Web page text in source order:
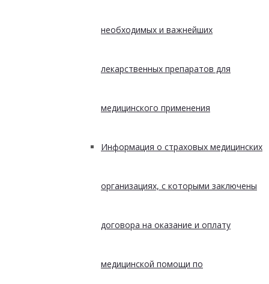
необходимых и важнейших
лекарственных препаратов для
медицинского применения
Информация о страховых медицинских
организациях, с которыми заключены
договора на оказание и оплату
медицинской помощи по